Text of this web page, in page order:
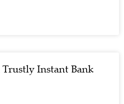
Instant Bank